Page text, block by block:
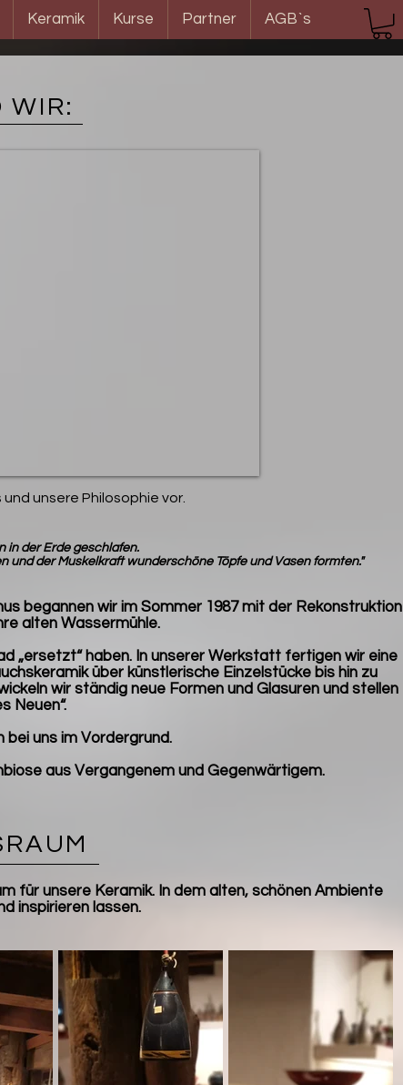
Keramik Kurse Partner AGB`s
WIR:
unsere Philosophie vor.
in der Erde geschlafen.
und der Muskelkraft wunderschöne Töpfe und Vasen formten."
begannen wir im Sommer 1987 mit der Rekonstruktion
alten Wassermühle.
„ersetzt“ haben. In unserer Werkstatt fertigen wir eine
über künstlerische Einzelstücke bis hin zu
wir ständig neue Formen und Glasuren und stellen
Neuen“.
bei uns im Vordergrund.
aus Vergangenem und Gegenwärtigem.
für unsere Keramik. In dem alten, schönen Ambiente
inspirieren lassen.